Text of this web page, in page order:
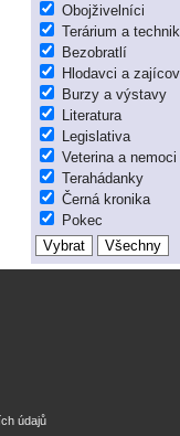
Obojživelníci
Terárium a
Bezobratlí
Hlodavci a
Burzy a výstavy
Literatura
Legislativa
Veterina a nemoci
Terahádanky
Černá kronika
Pokec
údajů